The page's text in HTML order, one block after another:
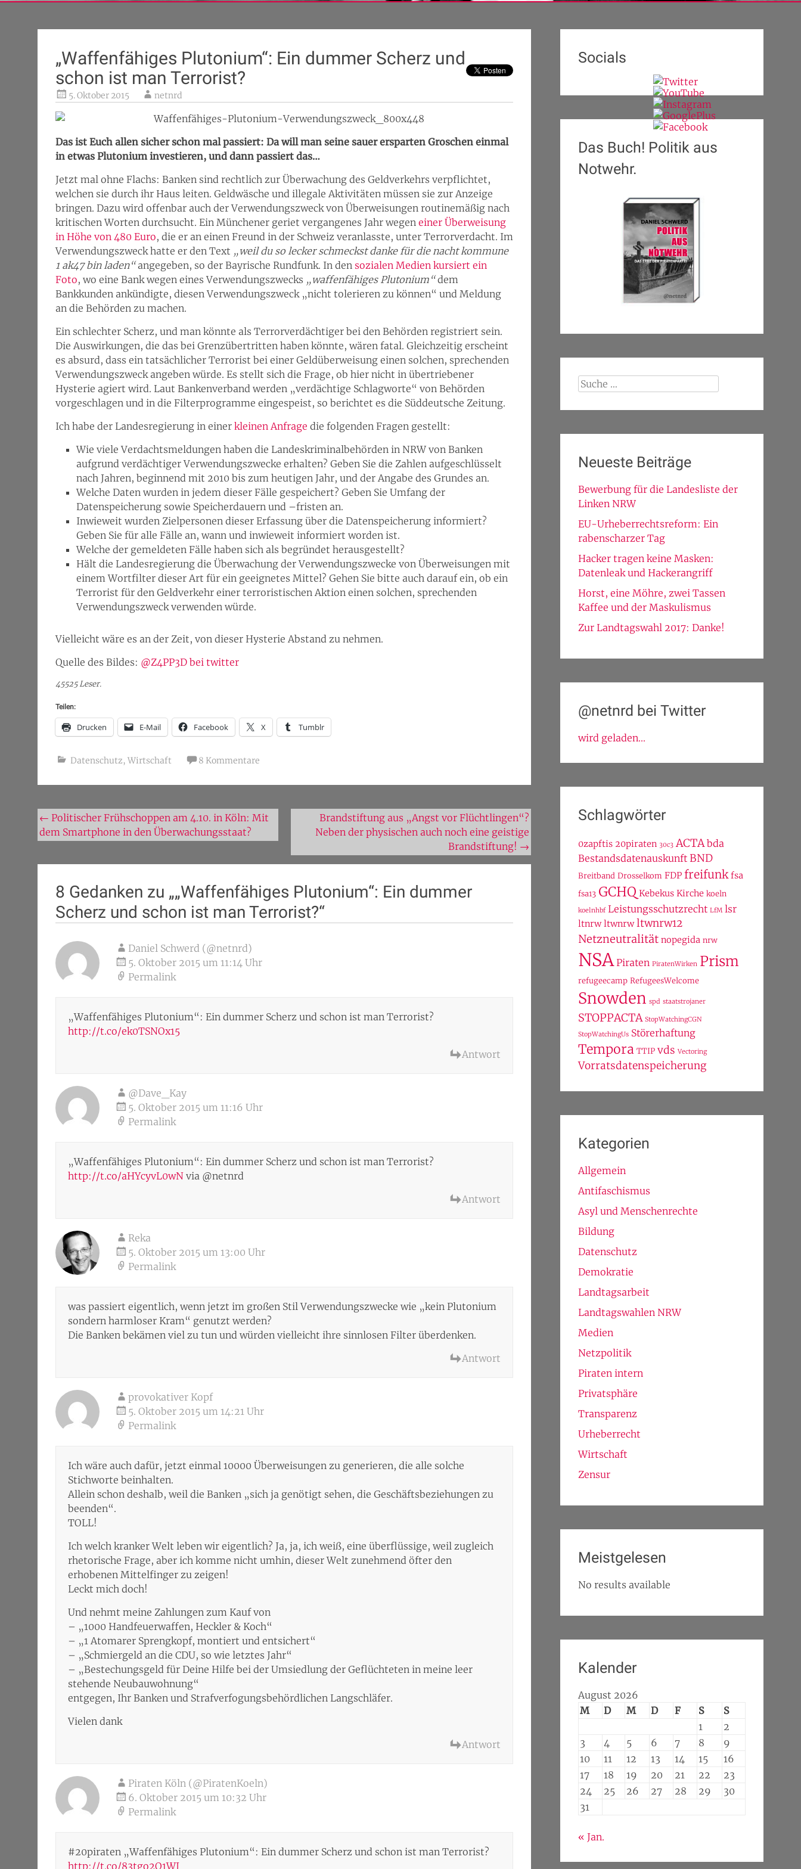
„Waffenfähiges Plutonium“: Ein dummer Scherz und
schon ist man Terrorist?
5. Oktober 2015 netnrd
Das ist Euch allen sicher schon mal passiert: Da will man seine sauer ersparten Groschen einmal
in etwas Plutonium investieren, und dann passiert das…
Jetzt mal ohne Flachs: Banken sind rechtlich zur Überwachung des Geldverkehrs verpflichtet,
welchen sie durch ihr Haus leiten. Geldwäsche und illegale Aktivitäten müssen sie zur Anzeige
bringen. Dazu wird offenbar auch der Verwendungszweck von Überweisungen routinemäßig nach
kritischen Worten durchsucht. Ein Münchener geriet vergangenes Jahr wegen einer Überweisung
in Höhe von 480 Euro, die er an einen Freund in der Schweiz veranlasste, unter Terrorverdacht. Im
Verwendungszweck hatte er den Text „weil du so lecker schmeckst danke für die nacht kommune
1 ak47 bin laden“angegeben, so der Bayrische Rundfunk. In den sozialen Medien kursiert ein
Foto, wo eine Bank wegen eines Verwendungszwecks „waffenfähiges Plutonium“dem
Bankkunden ankündigte, diesen Verwendungszweck „nicht tolerieren zu können“ und Meldung
an die Behörden zu machen.
Ein schlechter Scherz, und man könnte als Terrorverdächtiger bei den Behörden registriert sein.
Die Auswirkungen, die das bei Grenzübertritten haben könnte, wären fatal. Gleichzeitig erscheint
es absurd, dass ein tatsächlicher Terrorist bei einer Geldüberweisung einen solchen, sprechenden
Verwendungszweck angeben würde. Es stellt sich die Frage, ob hier nicht in übertriebener
Hysterie agiert wird. Laut Bankenverband werden „verdächtige Schlagworte“ von Behörden
vorgeschlagen und in die Filterprogramme eingespeist, so berichtet es die Süddeutsche Zeitung.
Ich habe der Landesregierung in einer kleinen Anfrage die folgenden Fragen gestellt:
Wie viele Verdachtsmeldungen haben die Landeskriminalbehörden in NRW von Banken
aufgrund verdächtiger Verwendungszwecke erhalten? Geben Sie die Zahlen aufgeschlüsselt
nach Jahren, beginnend mit 2010 bis zum heutigen Jahr, und der Angabe des Grundes an.
Welche Daten wurden in jedem dieser Fälle gespeichert? Geben Sie Umfang der
Datenspeicherung sowie Speicherdauern und –fristen an.
Inwieweit wurden Zielpersonen dieser Erfassung über die Datenspeicherung informiert?
Geben Sie für alle Fälle an, wann und inwieweit informiert worden ist.
Welche der gemeldeten Fälle haben sich als begründet herausgestellt?
Hält die Landesregierung die Überwachung der Verwendungszwecke von Überweisungen mit
einem Wortfilter dieser Art für ein geeignetes Mittel? Gehen Sie bitte auch darauf ein, ob ein
Terrorist für den Geldverkehr einer terroristischen Aktion einen solchen, sprechenden
Verwendungszweck verwenden würde.
Vielleicht wäre es an der Zeit, von dieser Hysterie Abstand zu nehmen.
Quelle des Bildes: @Z4PP3D bei twitter
45525 Leser.
Teilen:
Drucken E-Mail Facebook X Tumblr
Datenschutz, Wirtschaft 8 Kommentare
Beitragsnavigation
← Politischer Frühschoppen am 4.10. in Köln: Mit
dem Smartphone in den Überwachungsstaat?
Brandstiftung aus „Angst vor Flüchtlingen“?
Neben der physischen auch noch eine geistige
Brandstiftung! →
8 Gedanken zu „„Waffenfähiges Plutonium“: Ein dummer
Scherz und schon ist man Terrorist?“
Daniel Schwerd (@netnrd)
5. Oktober 2015 um 11:14 Uhr
Permalink
„Waffenfähiges Plutonium“: Ein dummer Scherz und schon ist man Terrorist?
http://t.co/ek0TSNOx15
Antwort
@Dave_Kay
5. Oktober 2015 um 11:16 Uhr
Permalink
„Waffenfähiges Plutonium“: Ein dummer Scherz und schon ist man Terrorist?
http://t.co/aHYcyvL0wN via @netnrd
Antwort
Reka
5. Oktober 2015 um 13:00 Uhr
Permalink
was passiert eigentlich, wenn jetzt im großen Stil Verwendungszwecke wie „kein Plutonium
sondern harmloser Kram“ genutzt werden?
Die Banken bekämen viel zu tun und würden vielleicht ihre sinnlosen Filter überdenken.
Antwort
provokativer Kopf
5. Oktober 2015 um 14:21 Uhr
Permalink
Ich wäre auch dafür, jetzt einmal 10000 Überweisungen zu generieren, die alle solche
Stichworte beinhalten.
Allein schon deshalb, weil die Banken „sich ja genötigt sehen, die Geschäftsbeziehungen zu
beenden“.
TOLL!
Ich welch kranker Welt leben wir eigentlich? Ja, ja, ich weiß, eine überflüssige, weil zugleich
rhetorische Frage, aber ich komme nicht umhin, dieser Welt zunehmend öfter den
erhobenen Mittelfinger zu zeigen!
Leckt mich doch!
Und nehmt meine Zahlungen zum Kauf von
– „1000 Handfeuerwaffen, Heckler & Koch“
– „1 Atomarer Sprengkopf, montiert und entsichert“
– „Schmiergeld an die CDU, so wie letztes Jahr“
– „Bestechungsgeld für Deine Hilfe bei der Umsiedlung der Geflüchteten in meine leer
stehende Neubauwohnung“
entgegen, Ihr Banken und Strafverfogungsbehördlichen Langschläfer.
Vielen dank
Antwort
Piraten Köln (@PiratenKoeln)
6. Oktober 2015 um 10:32 Uhr
Permalink
#20piraten „Waffenfähiges Plutonium“: Ein dummer Scherz und schon ist man Terrorist?
http://t.co/83tgo2Q1WJ
Socials
Das Buch! Politik aus
Notwehr.
Suche
Neueste Beiträge
Bewerbung für die Landesliste der
Linken NRW
EU-Urheberrechtsreform: Ein
rabenscharzer Tag
Hacker tragen keine Masken:
Datenleak und Hackerangriff
Horst, eine Möhre, zwei Tassen
Kaffee und der Maskulismus
Zur Landtagswahl 2017: Danke!
@netnrd bei Twitter
wird geladen...
Schlagwörter
0zapftis 20piraten 30c3 ACTA bda
Bestandsdatenauskunft BND
Breitband Drosselkom FDP freifunk fsa
fsa13 GCHQ Kebekus Kirche koeln
koelnhbf Leistungsschutzrecht LfM lsr
ltnrw ltwnrw ltwnrw12
Netzneutralität nopegida nrw
NSA Piraten PiratenWirken Prism
refugeecamp RefugeesWelcome
Snowden spd staatstrojaner
STOPPACTA StopWatchingCGN
StopWatchingUs Störerhaftung
Tempora TTIP vds Vectoring
Vorratsdatenspeicherung
Kategorien
Allgemein
Antifaschismus
Asyl und Menschenrechte
Bildung
Datenschutz
Demokratie
Landtagsarbeit
Landtagswahlen NRW
Medien
Netzpolitik
Piraten intern
Privatsphäre
Transparenz
Urheberrecht
Wirtschaft
Zensur
Meistgelesen
No results available
Kalender
August 2026
M
D M D F S
S
1
2
3
4 5 6 7 8
9
10
11 12 13 14 15
16
17
18 19 20 21 22
23
24
25 26 27 28 29
30
31
« Jan.